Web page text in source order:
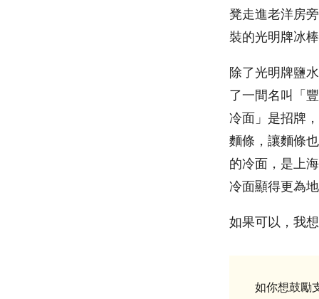
凳走進老洋房
裝的光明牌冰
除了光明牌鹽
了一間名叫「
冷面」是招牌
麵條，讓麵條
的冷面，是上
冷面顯得更為地
如果可以，我
如你想鼓勵